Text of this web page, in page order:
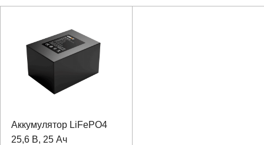
Аккумулятор LiFePO4
25,6 В, 25 Ач